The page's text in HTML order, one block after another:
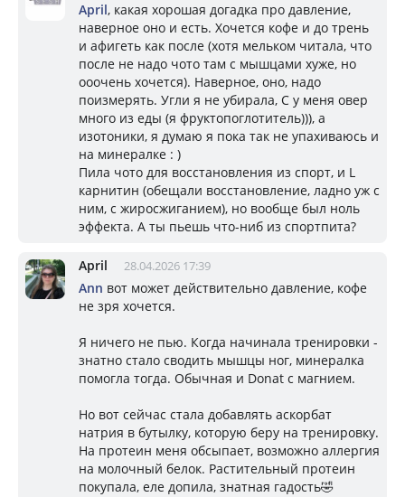
April, какая хорошая догадка про давление,
наверное оно и есть. Хочется кофе и до трень
и афигеть как после (хотя мельком читала, что
после не надо чото там с мышцами хуже, но
ооочень хочется). Наверное, оно, надо
поизмерять. Угли я не убирала, С у меня овер
много из еды (я фруктопоглотитель))), а
изотоники, я думаю я пока так не упахиваюсь и
на минералке : )
Пила чото для восстановления из спорт, и L
карнитин (обещали восстановление, ладно уж с
ним, с жиросжиганием), но вообще был ноль
эффекта. А ты пьешь что-ниб из спортпита?
April 28.04.2026 17:39
Ann вот может действительно давление, кофе
не зря хочется.
Я ничего не пью. Когда начинала тренировки -
знатно стало сводить мышцы ног, минералка
помогла тогда. Обычная и Donat с магнием.
Но вот сейчас стала добавлять аскорбат
натрия в бутылку, которую беру на тренировку.
На протеин меня обсыпает, возможно аллергия
на молочный белок. Растительный протеин
покупала, еле допила, знатная гадость🤣